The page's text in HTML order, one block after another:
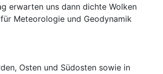
erwarten uns dann dichte Wolken
Meteorologie und Geodynamik
Osten und Südosten sowie in